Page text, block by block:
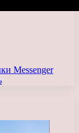
Messenger